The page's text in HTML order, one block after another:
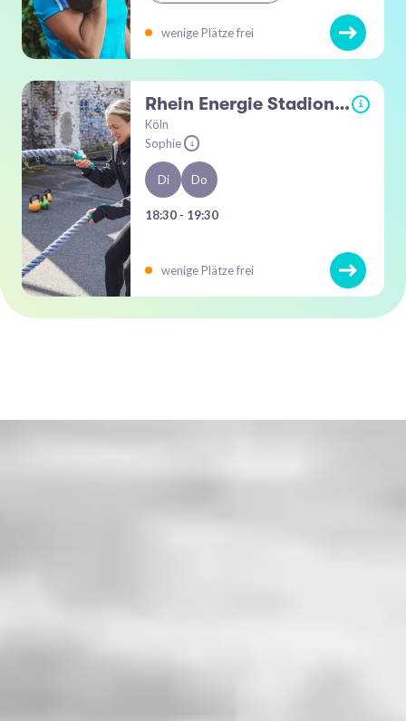
wenige Plätze frei
Rhein Energie Stadion - Vorwiese i
Köln
Sophie
i
Di Do
18:30 - 19:30
wenige Plätze frei